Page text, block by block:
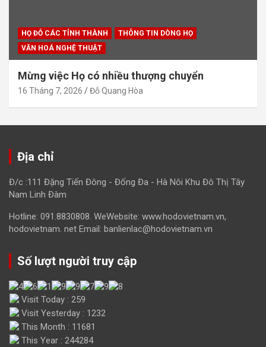
HỌ ĐỖ CÁC TỈNH THÀNH
THÔNG TIN DÒNG HỌ
VĂN HOÁ NGHỆ THUẬT
Mừng việc Họ có nhiều thượng chuyển
16 Tháng 7, 2026 Đỗ Quang Hòa
Địa chỉ
Đ/c :111 Đặng Tiến Đông - Đống Đa - Hà Nôi Khu Đô Thị Tây
Nam Linh Đàm
Hotline: 091.8830808. WeWebsite: www.hodovietnam.vn,
hodovietnam. net Email: banlienlac@hodovietnam.vn
Số lượt người truy cập
Visit Today : 259
Visit Yesterday : 1232
This Month : 11681
This Year : 244284